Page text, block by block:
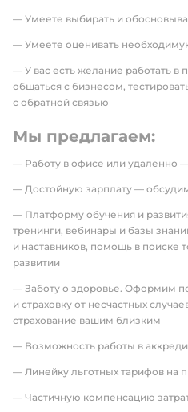
— Умеете выбирать и
— Умеете оценивать
— У вас есть желание работать в
общаться с бизнесом,
с обратной связью
Мы предлагаем:
— Работу в офисе или удаленно
— Достойную зарплату —
— Платформу обучения и
тренинги, вебинары и базы
и наставников, помощь в поиске
развитии
— Заботу о здоровье. Оформим
и страховку от несчастных
страхование вашим близким
— Возможность работы в
— Линейку льготных тарифов на
— Частичную компенсацию